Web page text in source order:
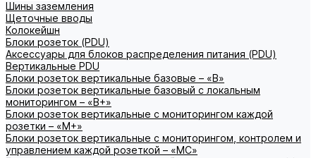
Шины заземления
Щеточные вводы
Колокейшн
Блоки розеток (PDU)
Аксессуары для блоков распределения питания (PDU)
Вертикальные PDU
Блоки розеток вертикальные базовые – «В»
Блоки розеток вертикальные базовый с локальным
мониторингом – «В+»
Блоки розеток вертикальные с мониторингом каждой
розетки – «М+»
Блоки розеток вертикальные с мониторингом, контролем и
управлением каждой розеткой – «МС»